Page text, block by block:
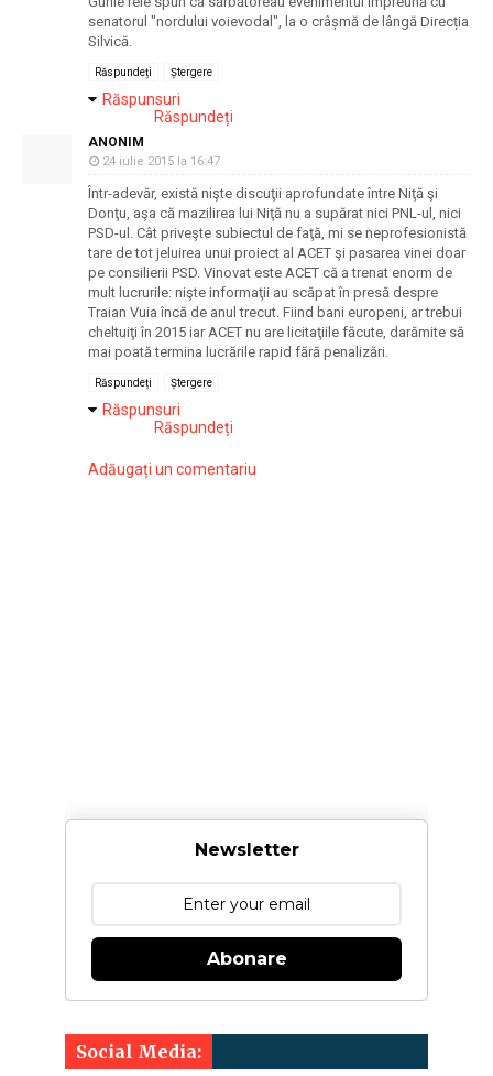
senatorul "nordului voievodal", la o crâșmă de lângă Direcția
Silvică.
Răspundeți Ștergere
Răspunsuri
Răspundeți
ANONIM
24 iulie 2015 la 16:47
Într-adevăr, există nişte discuţii aprofundate între Niţă şi
Donţu, aşa că mazilirea lui Niţă nu a supărat nici PNL-ul, nici
PSD-ul. Cât priveşte subiectul de faţă, mi se neprofesionistă
tare de tot jeluirea unui proiect al ACET şi pasarea vinei doar
pe consilierii PSD. Vinovat este ACET că a trenat enorm de
mult lucrurile: nişte informaţii au scăpat în presă despre
Traian Vuia încă de anul trecut. Fiind bani europeni, ar trebui
cheltuiţi în 2015 iar ACET nu are licitaţiile făcute, darămite să
mai poată termina lucrările rapid fără penalizări.
Răspundeți Ștergere
Răspunsuri
Răspundeți
Adăugați un comentariu
Newsletter
Abonare
Social Media: